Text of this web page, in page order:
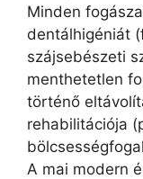
Minden
dentálhigéniát
szájsebészeti
menthetetlen
történő
rehabilitációja
A mai modern